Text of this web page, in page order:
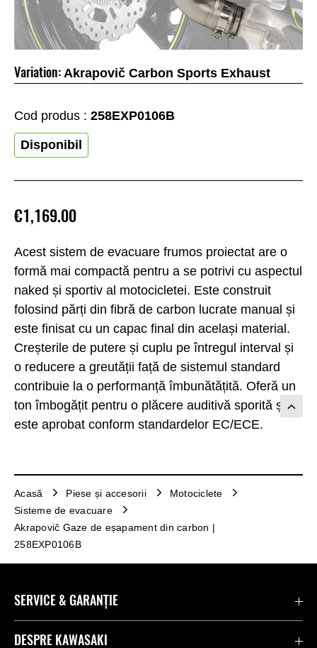
Acest sistem de evacuare frumos proiectat are o
formă mai compactă pentru a se potrivi cu aspectul
naked și sportiv al motocicletei. Este construit
folosind părți din fibră de carbon lucrate manual și
este finisat cu un capac final din același material.
Creșterile de putere și cuplu pe întregul interval și
o reducere a greutății față de sistemul standard
contribuie la o performanță îmbunătățită. Oferă un
ton îmbogățit pentru o plăcere auditivă sporită și
este aprobat conform standardelor EC/ECE.
€1,169.00
Variation: Akrapovič Carbon Sports Exhaust
Cod produs : 258EXP0106B
Disponibil
Acasă Piese și accesorii
Motociclete
Sisteme de evacuare
Akrapovič Gaze de eșapament din carbon |
258EXP0106B
SERVICE & GARANȚIE
Contactează-ne
DESPRE KAWASAKI